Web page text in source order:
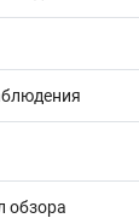
обзора